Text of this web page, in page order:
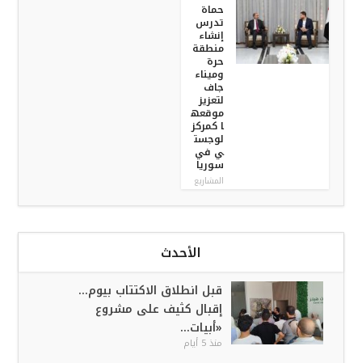
المشاريع
حماة
تدرس
إنشاء
منطقة
حرة
وميناء
جاف
لتعزيز
موقعه
ا كمركز
لوجست
ي في
سوريا
الأحدث
قبل انطلاق الاكتتاب بيوم…
إقبال كثيف على مشروع
«أبيات...
منذ 5 أيام